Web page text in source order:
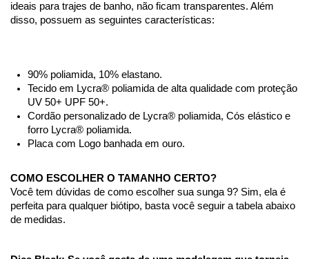
ideais para trajes de banho, não ficam transparentes. Além
disso, possuem as seguintes características:
90% poliamida, 10% elastano.
Tecido em Lycra® poliamida de alta qualidade com proteção
UV 50+ UPF 50+.
Cordão personalizado de Lycra® poliamida, Cós elástico e
forro Lycra® poliamida.
Placa com Logo banhada em ouro.
COMO ESCOLHER O TAMANHO CERTO?
Você tem dúvidas de como escolher sua sunga 9? Sim, ela é
perfeita para qualquer biótipo, basta você seguir a tabela abaixo
de medidas.